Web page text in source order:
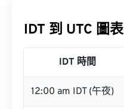
IDT 到 UTC 圖表
IDT 時間
12:00 am IDT (午夜)